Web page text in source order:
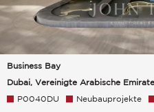
Business Bay
Dubai, Vereinigte Arabische Emirate
P0040DU Neubauprojekte